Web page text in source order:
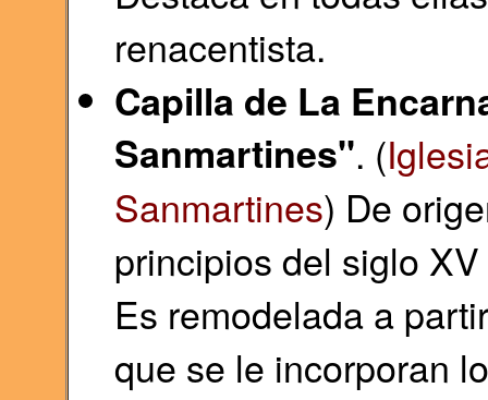
renacentista.
Capilla de La
Sanmartines". (
Sanmartines) De
principios del siglo
Es remodelada a
que se le incorporan